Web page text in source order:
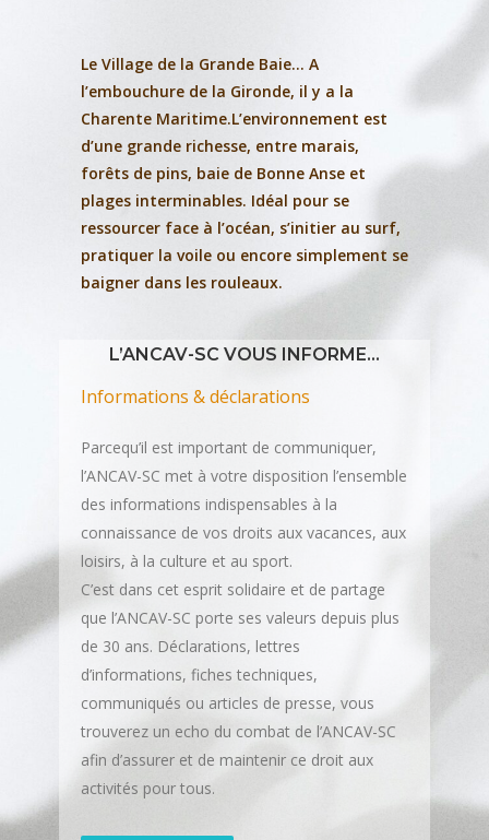
Le Village de la Grande Baie… A
l’embouchure de la Gironde, il y a la
Charente Maritime.L’environnement est
d’une grande richesse, entre marais,
forêts de pins, baie de Bonne Anse et
plages interminables. Idéal pour se
ressourcer face à l’océan, s’initier au surf,
pratiquer la voile ou encore simplement se
baigner dans les rouleaux.
L’ANCAV-SC VOUS INFORME…
Informations & déclarations
Parcequ’il est important de communiquer,
l’ANCAV-SC met à votre disposition l’ensemble
des informations indispensables à la
connaissance de vos droits aux vacances, aux
loisirs, à la culture et au sport.
C’est dans cet esprit solidaire et de partage
que l’ANCAV-SC porte ses valeurs depuis plus
de 30 ans. Déclarations, lettres
d’informations, fiches techniques,
communiqués ou articles de presse, vous
trouverez un echo du combat de l’ANCAV-SC
afin d’assurer et de maintenir ce droit aux
activités pour tous.